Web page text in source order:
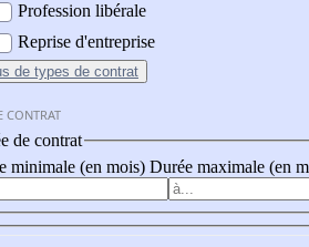
Profession libérale
Reprise d'entreprise
de types de contrat
CONTRAT
de contrat
minimale (en mois) Durée maximale (en